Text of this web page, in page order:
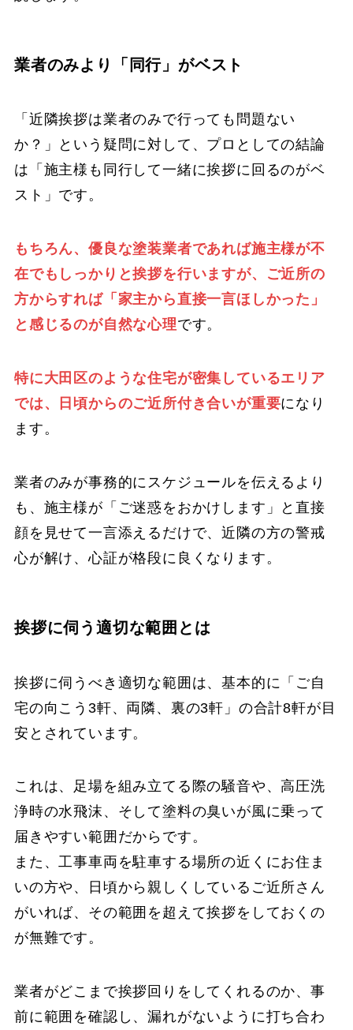
業者のみより「同行」がベスト
「近隣挨拶は業者のみで行っても問題ない
か？」という疑問に対して、プロとしての結論
は「施主様も同行して一緒に挨拶に回るのがベ
スト」です。
もちろん、優良な塗装業者であれば施主様が不
在でもしっかりと挨拶を行いますが、ご近所の
方からすれば「家主から直接一言ほしかった」
と感じるのが自然な心理です。
特に大田区のような住宅が密集しているエリア
では、日頃からのご近所付き合いが重要になり
ます。
業者のみが事務的にスケジュールを伝えるより
も、施主様が「ご迷惑をおかけします」と直接
顔を見せて一言添えるだけで、近隣の方の警戒
心が解け、心証が格段に良くなります。
挨拶に伺う適切な範囲とは
挨拶に伺うべき適切な範囲は、基本的に「ご自
宅の向こう3軒、両隣、裏の3軒」の合計8軒が目
安とされています。
これは、足場を組み立てる際の騒音や、高圧洗
浄時の水飛沫、そして塗料の臭いが風に乗って
届きやすい範囲だからです。
また、工事車両を駐車する場所の近くにお住ま
いの方や、日頃から親しくしているご近所さん
がいれば、その範囲を超えて挨拶をしておくの
が無難です。
業者がどこまで挨拶回りをしてくれるのか、事
前に範囲を確認し、漏れがないように打ち合わ